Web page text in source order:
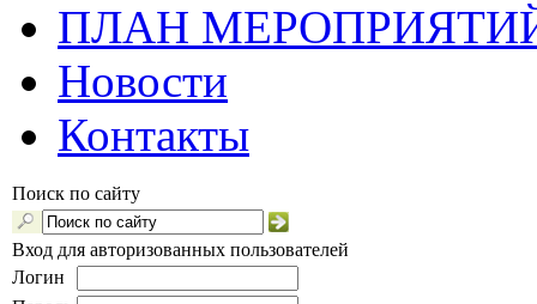
ПЛАН
Новости
Контакты
Поиск по сайту
Вход для авторизованных пользователей
Логин